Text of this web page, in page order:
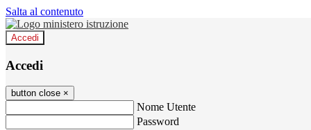
Salta al contenuto
Accedi
Accedi
button close ×
Nome Utente
Password